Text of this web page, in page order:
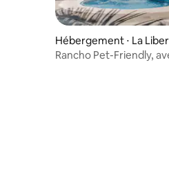
Hébergement ⋅ La
El Salvador
Rancho Pet-Friendly,